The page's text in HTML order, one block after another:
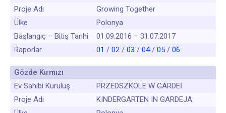
Proje Adı
Growing Together
Ülke
Polonya
Başlangıç – Bitiş Tarihi
01.09.2016 – 31.07.2017
Raporlar
01 / 02 / 03 / 04/ 05 / 06
Gözde Kırmızı
Ev Sahibi Kuruluş
PRZEDSZKOLE W GARDEİ
Proje Adı
KINDERGARTEN IN GARDEJA